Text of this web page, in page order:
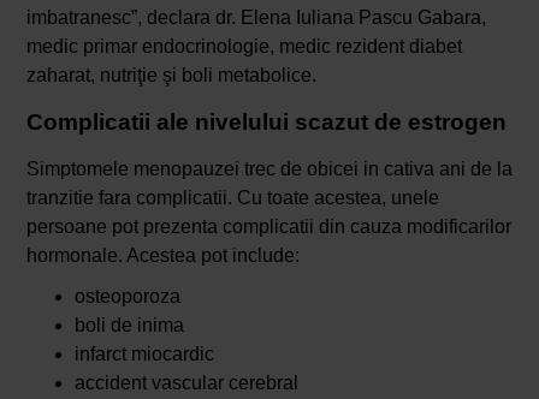
imbatranesc”, declara dr. Elena Iuliana Pascu Gabara,
medic primar endocrinologie, medic rezident diabet
zaharat, nutriţie şi boli metabolice.
Complicatii ale nivelului scazut de estrogen
Simptomele menopauzei trec de obicei in cativa ani de la
tranzitie fara complicatii. Cu toate acestea, unele
persoane pot prezenta complicatii din cauza modificarilor
hormonale. Acestea pot include:
osteoporoza
boli de inima
infarct miocardic
accident vascular cerebral